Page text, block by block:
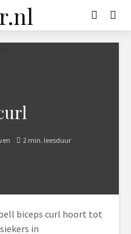
2 min. leesduur
biceps curl hoort tot
in